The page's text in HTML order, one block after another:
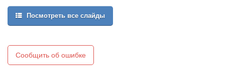
Чуть больше ноготка.
В ореховой скорлупке
Девочка спала.
Как она мила!
Кто читал такую книжку,
Знает девочку малышку?
Посмотреть все слайды
Сообщить об ошибке